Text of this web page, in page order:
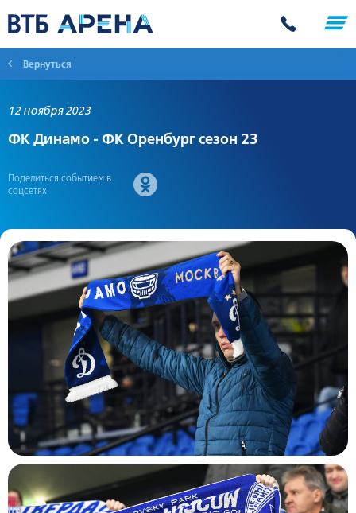
Вернуться
12 ноября 2023
ФК Динамо - ФК Оренбург сезон 23
Поделиться событием в
соцсетях